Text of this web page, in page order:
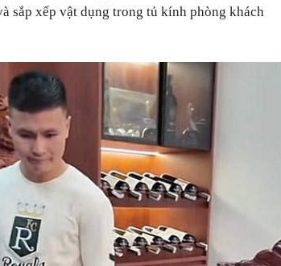
sắp xếp vật dụng trong tủ kính phòng khách